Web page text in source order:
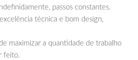
passos constantes.
técnica e bom design,
maximizar a quantidade de trabalho
feito.